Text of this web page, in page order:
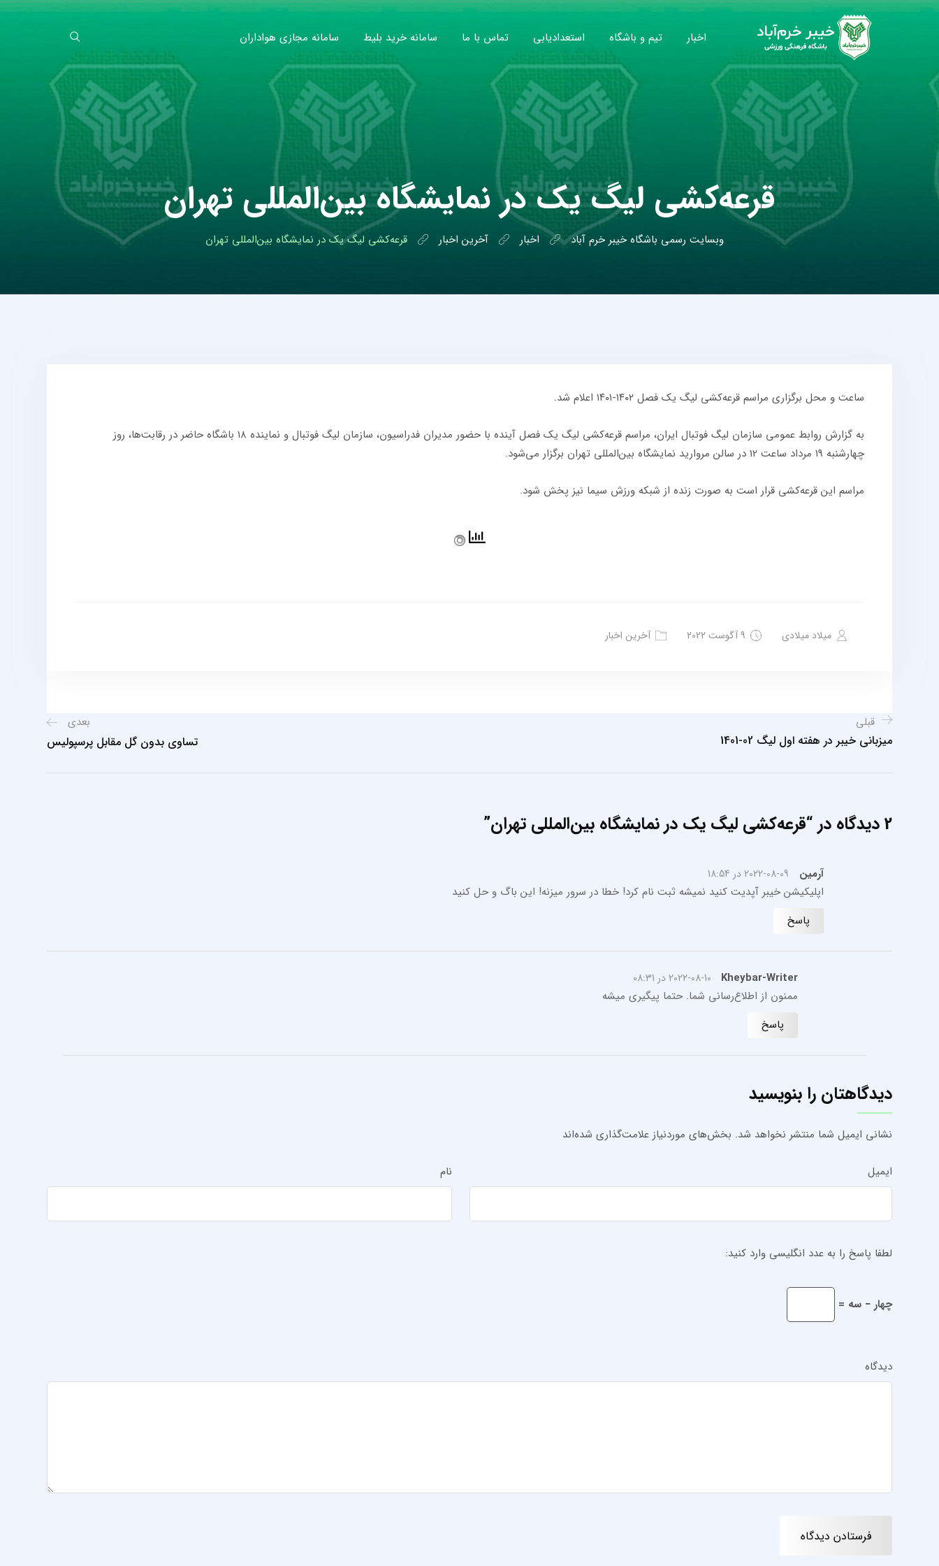
اخبار تیم و باشگاه استعدادیابی تماس با ما سامانه خرید بلیط سامانه مجازی هواداران
قرعه‌کشی لیگ یک در نمایشگاه بین‌المللی تهران
وبسایت رسمی باشگاه خیبر خرم آباد اخبار آخرین اخبار قرعه‌کشی لیگ یک در نمایشگاه بین‌المللی تهران
ساعت و محل برگزاری مراسم قرعه‌کشی لیگ یک فصل ۱۴۰۲-۱۴۰۱ اعلام شد.
به گزارش روابط عمومی سازمان لیگ فوتبال ایران، مراسم قرعه‌کشی لیگ یک فصل آینده با حضور مدیران فدراسیون، سازمان لیگ فوتبال و نماینده ۱۸ باشگاه حاضر در رقابت‌ها، روز
چهارشنبه ۱۹ مرداد ساعت 12 در سالن مروارید نمایشگاه بین‌المللی تهران برگزار می‌شود.
مراسم این قرعه‌کشی قرار است به صورت زنده از شبکه ورزش سیما نیز پخش شود.
میلاد میلادی 9 آگوست 2022 آخرین اخبار
قبلی
میزبانی خیبر در هفته اول لیگ 02-1401
بعدی
تساوی بدون گل مقابل پرسپوليس
2 دیدگاه در “ قرعه‌کشی لیگ یک در نمایشگاه بین‌المللی تهران”
آرمین 2022-08-09 در 18:54
اپلیکیشن خیبر آپدیت کنید نمیشه ثبت نام کرد! خطا در سرور میزنه! این باگ و حل کنید
پاسخ
Kheybar-Writer 2022-08-10 در 08:31
ممنون از اطلاع‌رسانی شما. حتما پیگیری میشه
پاسخ
دیدگاهتان را بنویسید
نشانی ایمیل شما منتشر نخواهد شد. بخش‌های موردنیاز علامت‌گذاری شده‌اند
نام ایمیل
لطفا پاسخ را به عدد انگلیسی وارد کنید:
چهار − سه =
دیدگاه